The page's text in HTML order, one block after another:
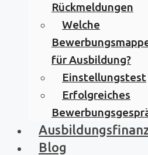
Rückmeldungen
Welche
für Ausbildung?
Einstellungstest
Erfolgreiches
Blog